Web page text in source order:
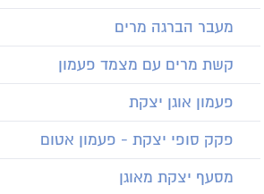
מעבר הברגה מרים
קשת מרים עם מצמד פעמון
פעמון אוגן יצקת
פקק סופי יצקת - פעמון אטום
מסעף יצקת מאוגן